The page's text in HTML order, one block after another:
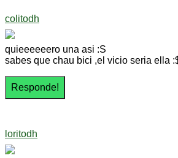
colitodh
quieeeeeero una asi :S
sabes que chau bici ,el vicio seria ella
loritodh